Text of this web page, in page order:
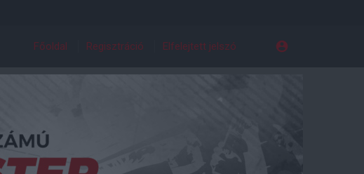
Főoldal Regisztráció Elfelejtett jelszó